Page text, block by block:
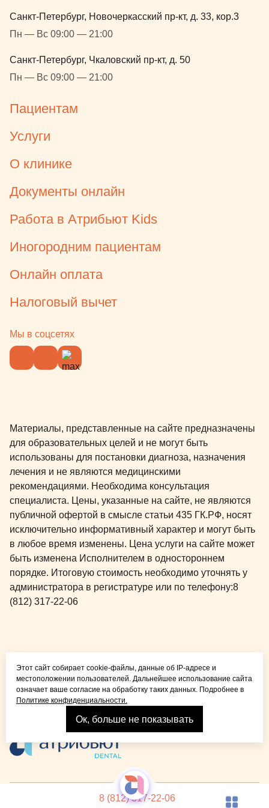
8 (812) 317-22-06
Санкт-Петербург, Новочеркасский пр-кт, д. 33, кор.3
Пн — Вс 09:00 — 21:00
Санкт-Петербург, Чкаловский пр-кт, д. 50
Пн — Вс 09:00 — 21:00
Пациентам
Услуги
О клинике
Документы онлайн
Работа в Атрибьют Kids
Иногородним пациентам
Онлайн оплата
Налоговый вычет
Мы в соцсетях
Материалы, представленные на сайте предназначены
для образовательных целей и не могут быть
использованы для постановки диагноза, назначения
лечения и не являются медицинскими
рекомендациями. Необходима консультация
специалиста. Цены, указанные на сайте, не являются
публичной офертой в смысле статьи 435 ГК.РФ, носят
исключительно информативный характер и могут быть
в любое время изменены. Цена услуги на сайте может
быть изменена Исполнителем в одностороннем
порядке. Итоговую стоимость необходимо уточнять у
администратора в регистратуре или по телефону:8
(812) 317-22-06
детей и взрослых
Взрослая стоматология
© 2026 Детская стоматология Atribeaute KIDSЛицензия
Политика конфиденциальности Карта сайта
Этот сайт собирает cookie-файлы, данные об IP-адресе и
местоположении пользователей. Дальнейшее использование сайта
означает ваше согласие на обработку таких данных. Подробнее в
Политике конфиденциальности.
Ок, больше не показывать